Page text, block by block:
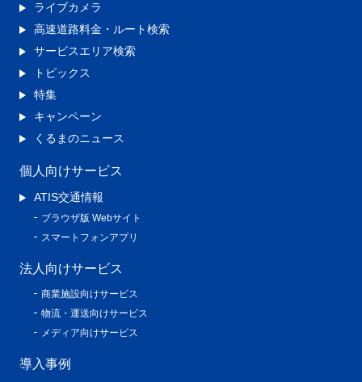
ライブカメラ
高速道路料金・ルート検索
サービスエリア検索
トピックス
特集
キャンペーン
くるまのニュース
個人向けサービス
ATIS交通情報
ブラウザ版 Webサイト
スマートフォンアプリ
法人向けサービス
商業施設向けサービス
物流・運送向けサービス
メディア向けサービス
導入事例